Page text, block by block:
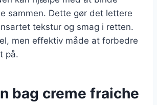
sammen. Dette gør det lettere
tekstur og smag i retten.
men effektiv måde at forbedre
på.
bag creme fraiche